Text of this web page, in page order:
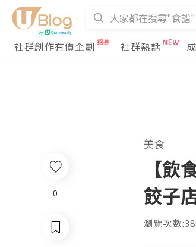
社群創作有價企劃 社群熱話
0
美食
【
餃子
瀏覽次數